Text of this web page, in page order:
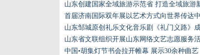
山东创建国家全域旅游示范省 打造全域旅游
首届济南国际双年展以艺术方式向世界传达
山东邹城原创礼乐文化音乐剧《礼门义路》
山东省文联组织开展山东网络文艺志愿服务
中国•胡集灯节书会拉开帷幕 展示30余种曲艺